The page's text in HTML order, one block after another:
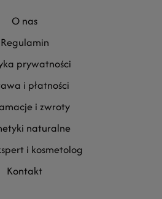
o nas
regulamin
prywatności
i płatności
i zwroty
naturalne
i kosmetolog
kontakt